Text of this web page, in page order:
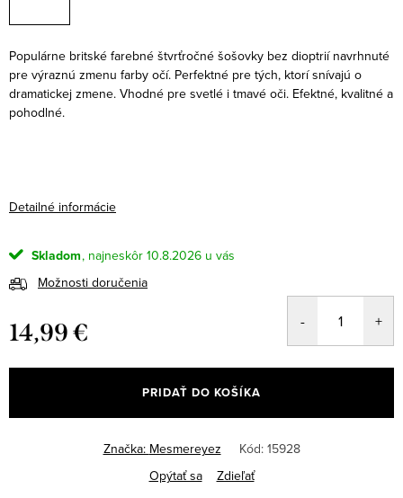
Populárne britské farebné štvrťročné šošovky bez dioptrií navrhnuté
pre výraznú zmenu farby očí. Perfektné pre tých, ktorí snívajú o
dramatickej zmene. Vhodné pre svetlé i tmavé oči. Efektné, kvalitné a
pohodlné.
Detailné informácie
Skladom
10.8.2026
Možnosti doručenia
14,99 €
cena:
PRIDAŤ DO KOŠÍKA
Značka: Mesmereyez Kód: 15928
Opýtať sa
Zdieľať